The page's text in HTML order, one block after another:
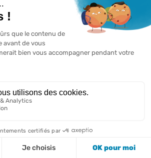
de nombreux textes
la pensée et de
la culture de l’élève.
et sciences
de spécialité
et sciences